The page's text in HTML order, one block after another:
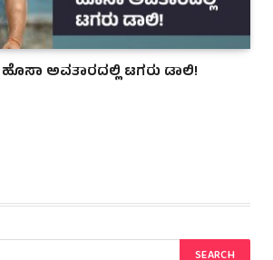
ಹೊಸಾ ಅವತಾರದಲ್ಲಿ ಟಗರು ಡಾಲಿ!